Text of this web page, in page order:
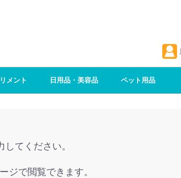
メント 日用品・美容品 ペット用品
てください。
ジで閲覧できます。